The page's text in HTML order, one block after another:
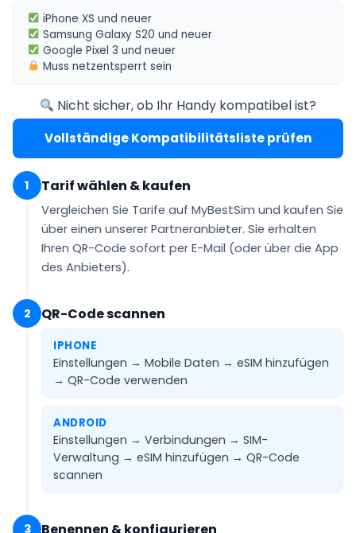
iPhone XS und neuer
Samsung Galaxy S20 und neuer
Google Pixel 3 und neuer
Mussnetzentsperrt sein
Nicht sicher, ob Ihr Handy kompatibel ist?
Vollständige Kompatibilitätsliste prüfen
1 Tarif wählen & kaufen
Vergleichen Sie Tarife auf MyBestSim und kaufen Sie
über einen unserer Partneranbieter. Sie erhalten
Ihren QR-Code sofort per E-Mail (oder über die App
des Anbieters).
2 QR-Code scannen
IPHONE
Einstellungen → Mobile Daten → eSIM hinzufügen
→ QR-Code verwenden
ANDROID
Einstellungen → Verbindungen → SIM-
Verwaltung → eSIM hinzufügen → QR-Code
scannen
3